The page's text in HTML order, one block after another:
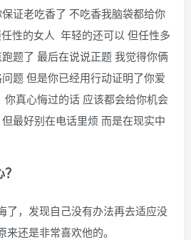
证老吃香了 不吃香我脑袋都给你
性的女人 年轻的还可以 但任性多
题了 最后在说说正题 我觉得你俩
题 但是你已经用行动证明了你爱
真心悔过的话 应该都会给你机会
最好别在电话里烦 而是在现实中
了，发现自己没有办法再去适应没
还是非常喜欢他的。